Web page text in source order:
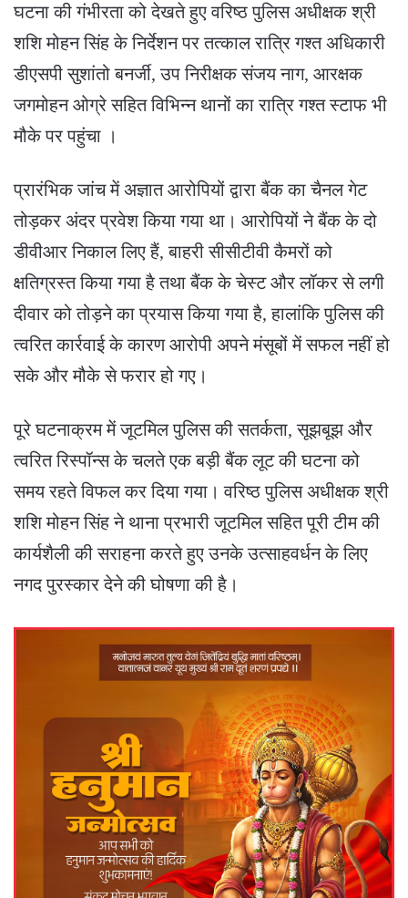
घटना की गंभीरता को देखते हुए वरिष्ठ पुलिस अधीक्षक श्री
शशि मोहन सिंह के निर्देशन पर तत्काल रात्रि गश्त अधिकारी
डीएसपी सुशांतो बनर्जी, उप निरीक्षक संजय नाग, आरक्षक
जगमोहन ओग्रे सहित विभिन्न थानों का रात्रि गश्त स्टाफ भी
मौके पर पहुंचा ।
प्रारंभिक जांच में अज्ञात आरोपियों द्वारा बैंक का चैनल गेट
तोड़कर अंदर प्रवेश किया गया था। आरोपियों ने बैंक के दो
डीवीआर निकाल लिए हैं, बाहरी सीसीटीवी कैमरों को
क्षतिग्रस्त किया गया है तथा बैंक के चेस्ट और लॉकर से लगी
दीवार को तोड़ने का प्रयास किया गया है, हालांकि पुलिस की
त्वरित कार्रवाई के कारण आरोपी अपने मंसूबों में सफल नहीं हो
सके और मौके से फरार हो गए।
पूरे घटनाक्रम में जूटमिल पुलिस की सतर्कता, सूझबूझ और
त्वरित रिस्पॉन्स के चलते एक बड़ी बैंक लूट की घटना को
समय रहते विफल कर दिया गया। वरिष्ठ पुलिस अधीक्षक श्री
शशि मोहन सिंह ने थाना प्रभारी जूटमिल सहित पूरी टीम की
कार्यशैली की सराहना करते हुए उनके उत्साहवर्धन के लिए
नगद पुरस्कार देने की घोषणा की है।